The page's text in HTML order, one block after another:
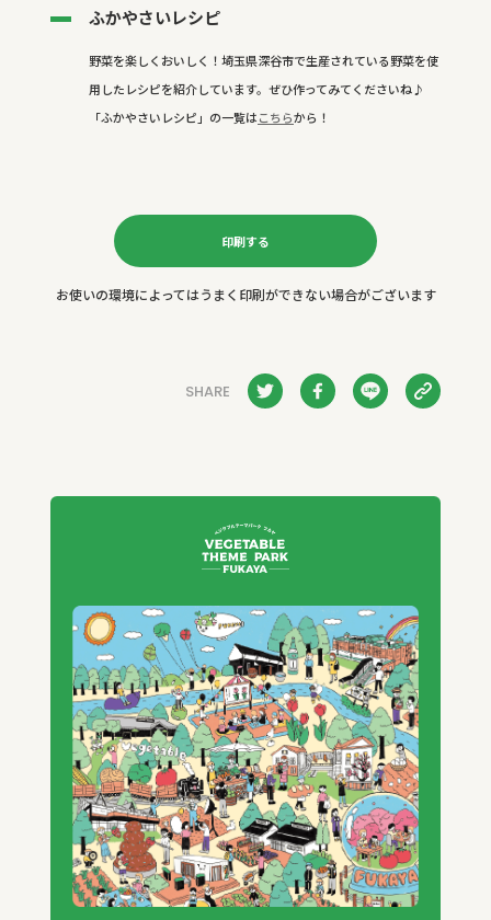
ふかやさいレシピ
野菜を楽しくおいしく！埼玉県深谷市で生産されている野菜を使
用したレシピを紹介しています。ぜひ作ってみてくださいね♪
「ふかやさいレシピ」の一覧はこちらから！
印刷する
お使いの環境によってはうまく印刷ができない場合がございます
SHARE